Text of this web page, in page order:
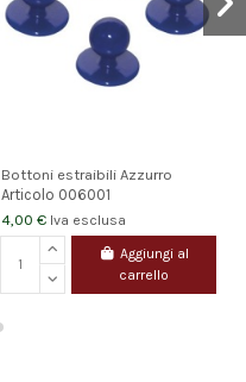
Bottoni estraibili Azzurro
Articolo 006001
4,00 € Iva esclusa
Aggiungi al
carrello